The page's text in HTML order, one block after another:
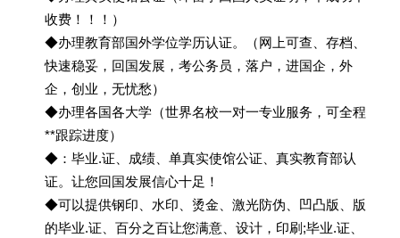
收费！！！）
◆办理教育部国外学位学历认证。（网上可查、存档、
快速稳妥，回国发展，考公务员，落户，进国企，外
企，创业，无忧愁）
◆办理各国各大学（世界名校一对一专业服务，可全程
**跟踪进度）
◆：毕业.证、成绩、单真实使馆公证、真实教育部认
证。让您回国发展信心十足！
◆可以提供钢印、水印、烫金、激光防伪、凹凸版、版
的毕业.证、百分之百让您满意、设计，印刷;毕业.证、